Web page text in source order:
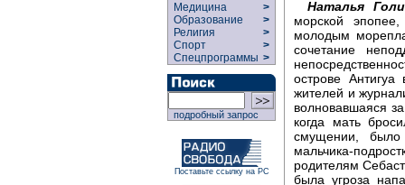
Медицина
>
Образование
>
Религия
>
Спорт
>
Спецпрограммы >
подробный запрос
Поставьте ссылку на РС
Наталья
морской
молодым
сочетание
острове
жителей и
волновавшаяся
когда мать
смущении,
мальчика-
родителям
была угроза